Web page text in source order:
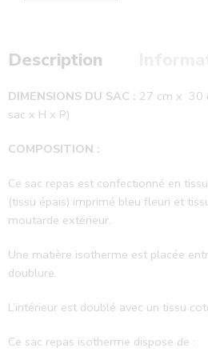
Description
DIMENSIONS DU SAC : 27 cm x 30
sac x H x P)
COMPOSITION :
Ce sac repas est confectionné en
(tissu épais) imprimé bleu fleuri et
moutarde extérieur.
Une matière isotherme est placée
doublure.
L’intérieur est doublé avec un tissu
Ce sac repas isotherme dispose de :